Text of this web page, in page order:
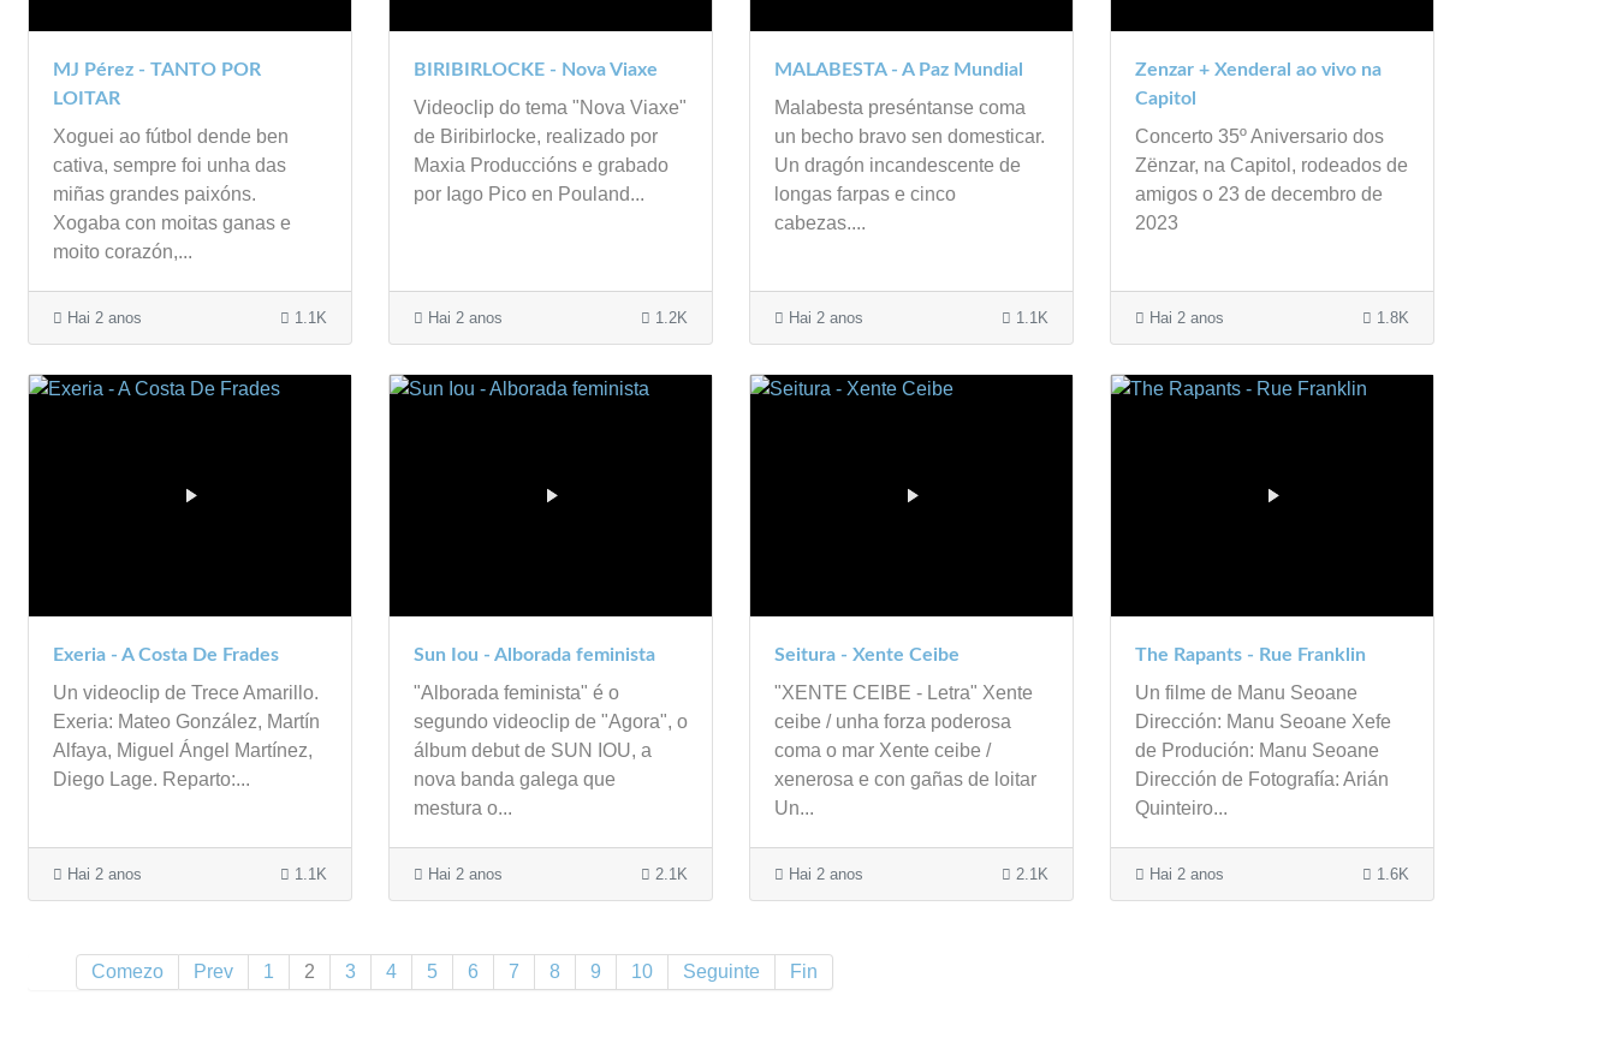
MJ Pérez - TANTO POR
LOITAR
Xoguei ao fútbol dende ben
cativa, sempre foi unha das
miñas grandes paixóns.
Xogaba con moitas ganas e
moito corazón,...
Hai 2 anos 1.1K
BIRIBIRLOCKE - Nova Viaxe
Videoclip do tema "Nova Viaxe"
de Biribirlocke, realizado por
Maxia Produccións e grabado
por Iago Pico en Pouland...
Hai 2 anos 1.2K
MALABESTA - A Paz Mundial
Malabesta preséntanse coma
un becho bravo sen domesticar.
Un dragón incandescente de
longas farpas e cinco
cabezas....
Hai 2 anos 1.1K
Zenzar + Xenderal ao vivo na
Capitol
Concerto 35º Aniversario dos
Zënzar, na Capitol, rodeados de
amigos o 23 de decembro de
2023
Hai 2 anos 1.8K
Exeria - A Costa De Frades
Un videoclip de Trece Amarillo.
Exeria: Mateo González, Martín
Alfaya, Miguel Ángel Martínez,
Diego Lage. Reparto:...
Hai 2 anos 1.1K
Sun Iou - Alborada feminista
"Alborada feminista" é o
segundo videoclip de "Agora", o
álbum debut de SUN IOU, a
nova banda galega que
mestura o...
Hai 2 anos 2.1K
Seitura - Xente Ceibe
"XENTE CEIBE - Letra" Xente
ceibe / unha forza poderosa
coma o mar Xente ceibe /
xenerosa e con gañas de loitar
Un...
Hai 2 anos 2.1K
The Rapants - Rue Franklin
Un filme de Manu Seoane
Dirección: Manu Seoane Xefe
de Produción: Manu Seoane
Dirección de Fotografía: Arián
Quinteiro...
Hai 2 anos 1.6K
Comezo Prev 1 2 3 4 5 6 7 8 9 10 Seguinte Fin